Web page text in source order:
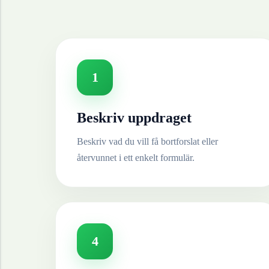
1
Beskriv uppdraget
Beskriv vad du vill få bortforslat eller
återvunnet i ett enkelt formulär.
4